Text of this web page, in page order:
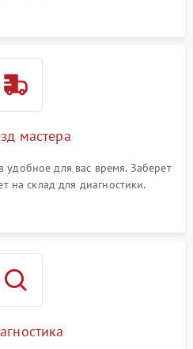
мастера
для вас время. Заберет
на склад для диагностики.